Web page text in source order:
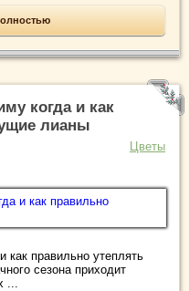
когда и как
лианы
Цветы
как правильно утеплять
сезона приходит
...